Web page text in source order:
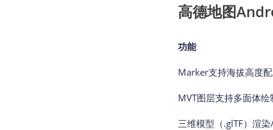
高德地图
功能
Marker支持海拔高度
MVT图层支持多面体
三维模型（.glTF）渲